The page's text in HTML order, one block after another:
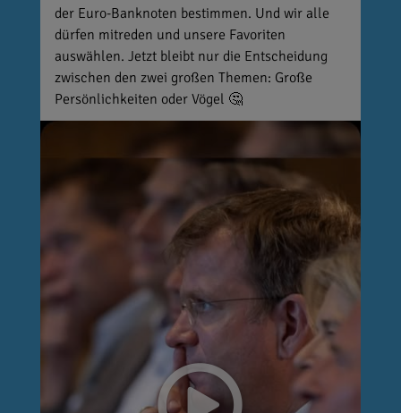
der Euro-Banknoten bestimmen. Und wir alle
dürfen mitreden und unsere Favoriten
auswählen. Jetzt bleibt nur die Entscheidung
zwischen den zwei großen Themen: Große
Persönlichkeiten oder Vögel 🤔